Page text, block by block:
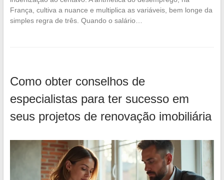
França, cultiva a nuance e multiplica as variáveis, bem longe da
simples regra de três. Quando o salário…
Como obter conselhos de
especialistas para ter sucesso em
seus projetos de renovação imobiliária